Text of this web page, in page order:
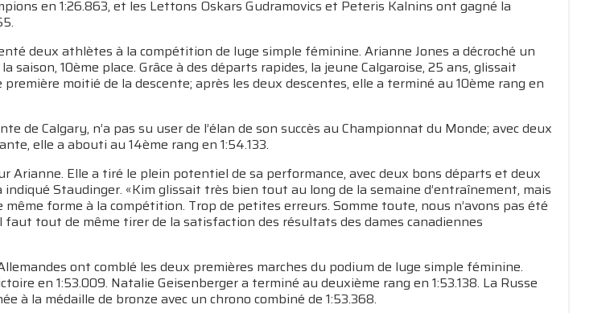
en 1:26.863, et les Lettons Oskars Gudramovics et Peteris Kalnins ont gagné la
deux athlètes à la compétition de luge simple féminine. Arianne Jones a décroché un
saison, 10ème place. Grâce à des départs rapides, la jeune Calgaroise, 25 ans, glissait
moitié de la descente; après les deux descentes, elle a terminé au 10ème rang en
de Calgary, n’a pas su user de l’élan de son succès au Championnat du Monde; avec deux
elle a abouti au 14ème rang en 1:54.133.
Arianne. Elle a tiré le plein potentiel de sa performance, avec deux bons départs et deux
indiqué Staudinger. «Kim glissait très bien tout au long de la semaine d’entraînement, mais
forme à la compétition. Trop de petites erreurs. Somme toute, nous n’avons pas été
tout de même tirer de la satisfaction des résultats des dames canadiennes
ont comblé les deux premières marches du podium de luge simple féminine.
en 1:53.009. Natalie Geisenberger a terminé au deuxième rang en 1:53.138. La Russe
à la médaille de bronze avec un chrono combiné de 1:53.368.